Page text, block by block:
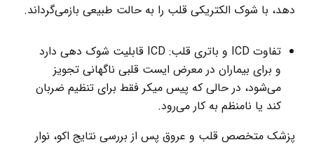
دهد، با شوک الکتریکی قلب را به حالت طبیعی بازمی‌گرداند.
تفاوت ICD و باتری قلب: ICD
قابلیت شوک‌ دهی دارد
و برای بیماران در معرض ایست قلبی ناگهانی تجویز
می‌شود، در حالی که پیس‌ میکر فقط برای تنظیم ضربان
کند یا نامنظم به‌ کار می‌رود.
پزشک متخصص قلب و عروق پس از بررسی نتایج اکو، نوار